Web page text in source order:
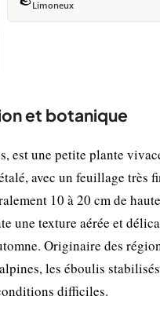
Limoneux
et botanique
une petite plante
avec un feuillage très
10 à 20 cm de
une texture aérée et
Originaire des
les éboulis
difficiles.